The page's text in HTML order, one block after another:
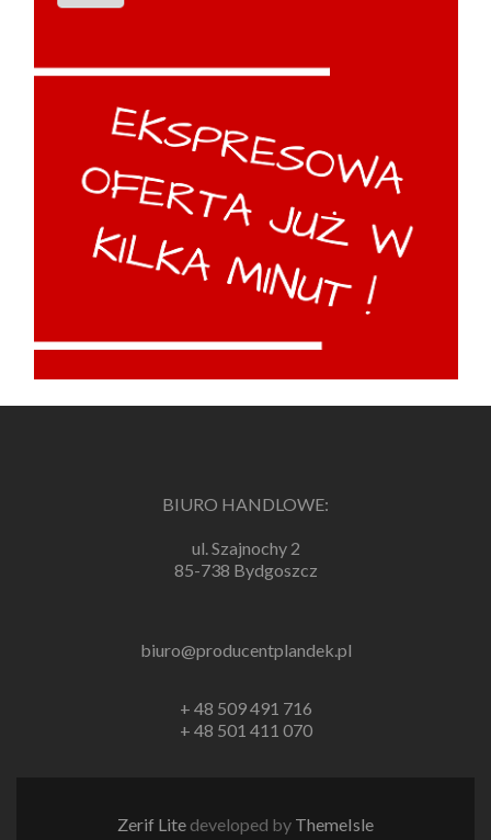
BIURO HANDLOWE:
ul. Szajnochy 2
85-738 Bydgoszcz
biuro@producentplandek.pl
+ 48 509 491 716
+ 48 501 411 070
Zerif Lite developed by ThemeIsle